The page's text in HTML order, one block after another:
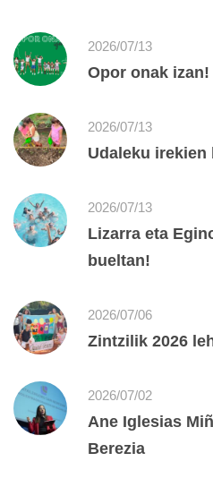
2026/07/13
Opor onak izan!
2026/07/13
Udaleku irekien
2026/07/13
Lizarra eta
bueltan!
2026/07/06
Zintzilik 2026
2026/07/02
Ane Iglesias
Berezia